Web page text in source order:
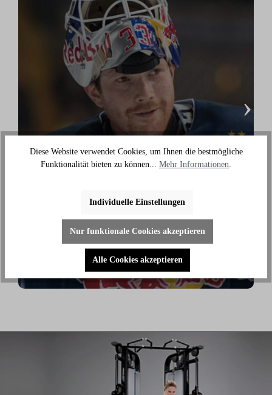
Danny aus den Birken
außerhalb des Eises an meiner Fitness zu arbeiten."
›
Diese Website verwendet Cookies, um Ihnen die bestmögliche
Funktionalität bieten zu können... Mehr Informationen
Individuelle Einstellungen
Nur funktionale Cookies akzeptieren
Alle Cookies akzeptieren